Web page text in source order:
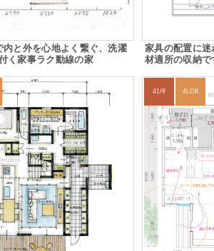
内と外を心地よく繋ぐ、洗濯
く家事ラク動線の家
家具の配置に
材適所の収納
41坪 4LDK